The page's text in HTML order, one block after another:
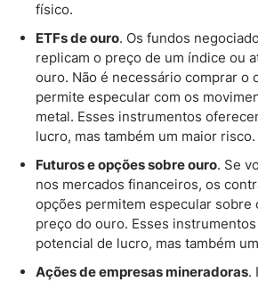
físico.
ETFs de ouro. Os fundos
replicam o preço de um índice ou
ouro. Não é necessário comprar o
permite especular com os
metal. Esses instrumentos
lucro, mas também um maior risco.
Futuros e opções sobre ouro. Se
nos mercados financeiros, os
opções permitem especular sobre
preço do ouro. Esses
potencial de lucro, mas também
Ações de empresas mineradoras.